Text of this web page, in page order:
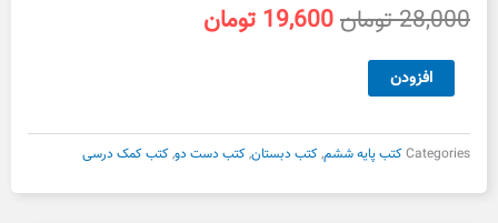
28,000تومانقیمت
19,600 تومان
۱۳۰۰تست
ششم
شاکری
دست
دوم
افزودن
Categoriesکتب پایه ششم,کتب دبستان,کتب دست دو,کتب کمک درسی